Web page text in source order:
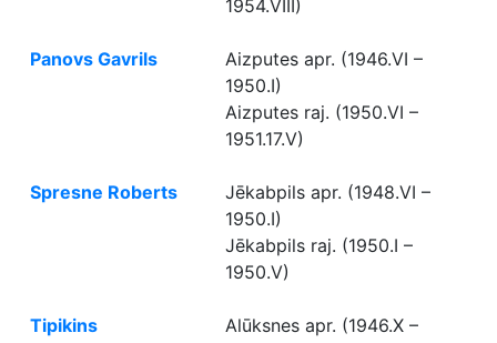
1954.VIII)
Panovs Gavrils
Aizputes apr. (1946.VI –
1950.I)
Aizputes raj. (1950.VI –
1951.17.V)
Spresne Roberts
Jēkabpils apr. (1948.VI –
1950.I)
Jēkabpils raj. (1950.I –
1950.V)
Tipikins
Alūksnes apr. (1946.X –